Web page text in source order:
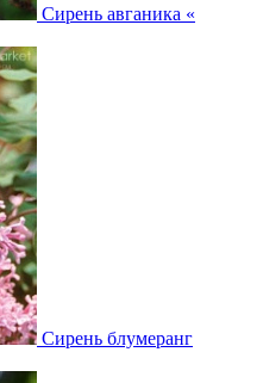
Сирень авганика «
Сирень блумеранг